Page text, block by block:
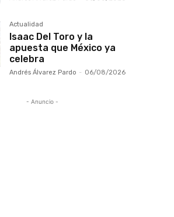
Actualidad
Isaac Del Toro y la
apuesta que México ya
celebra
Andrés Álvarez Pardo - 06/08/2026
- Anuncio -